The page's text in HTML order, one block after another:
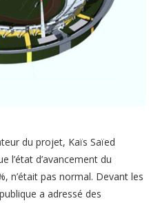
du projet, Kaïs Saïed
l’état d’avancement du
n’était pas normal. Devant les
a adressé des